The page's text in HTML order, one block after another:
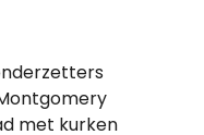
met kurken